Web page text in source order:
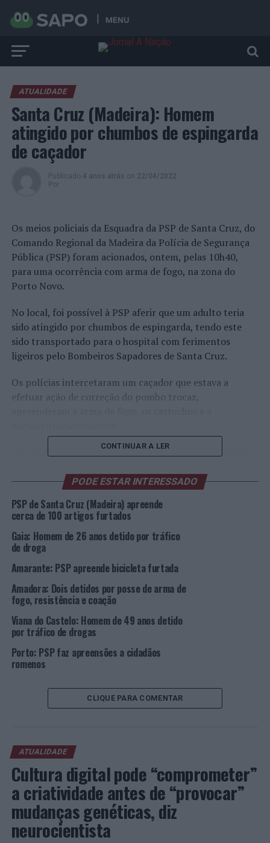
MENU
ATUALIDADE
Santa Cruz (Madeira): Homem
atingido por chumbos de espingarda
de caçador
Publicado 4 anos atrás on 22/04/2022
Por
Os meios policiais da Esquadra da PSP de Santa Cruz, do
Comando Regional da Madeira da Polícia de Segurança
Pública (PSP) foram acionados, ontem, pelas 10h40,
para uma ocorrência com arma de fogo, na zona do
Porto Novo.
No local, foi possível à PSP aferir que um adulto teria
sido atingido por chumbos de espingarda, tendo este
sido transportado para o hospital com ferimentos
ligeiros pelo Bombeiros Sapadores de Santa Cruz.
Os polícias intercetaram um caçador que estava a
efetuar ação de correção do pombo trocaz,
Os próximos trâmites decorrerão na Instância Local de
MADEIRA
PSP SANTA CRUZ
Feira de Barcelos: ASAE e PSP apreendem 130 mil
artigos contrafeitos
NÃO PERCA
Lisboa: Detidos por roubo na freguesia de Santa Maria
Maior
CONTINUAR A LER
PODE ESTAR INTERESSADO
PSP de Santa Cruz (Madeira) apreende
cerca de 100 artigos furtados
Gaia: Homem de 26 anos detido por tráfico
de droga
Amarante: PSP apreende bicicleta furtada
Amadora: Dois detidos por posse de arma de
fogo, resistência e coação
Viana do Castelo: Homem de 49 anos detido
por tráfico de drogas
Porto: PSP faz apreensões a cidadãos
romenos
CLIQUE PARA COMENTAR
ATUALIDADE
Cultura digital pode “comprometer”
a criatividade antes de “provocar”
mudanças genéticas, diz
neurocientista